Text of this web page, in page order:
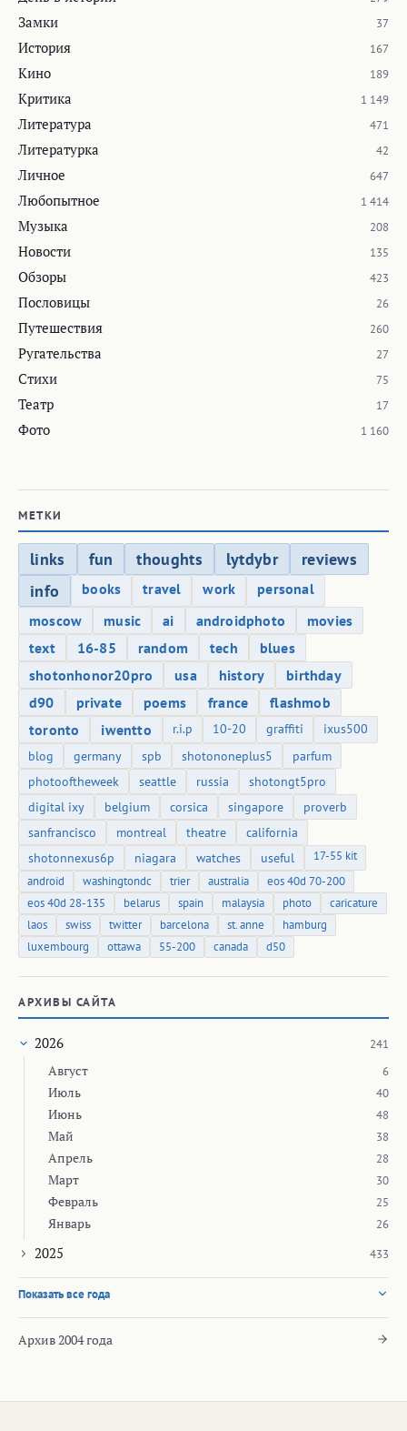
Замки 37
История 167
Кино 189
Критика 1 149
Литература 471
Литературка 42
Личное 647
Любопытное 1 414
Музыка 208
Новости 135
Обзоры 423
Пословицы 26
Путешествия 260
Ругательства 27
Стихи 75
Театр 17
Фото 1 160
МЕТКИ
links fun thoughts lytdybr
reviews
info
books travel work
personal
moscow
music ai androidphoto
movies
text
16-85 random tech
blues
shotonhonor20pro
usa history
birthday
d90
private poems france
flashmob
toronto
iwentto r.i.p 10-20 graffiti
ixus500
blog
germany spb shotononeplus5
parfum
photooftheweek
seattle russia
shotongt5pro
digital ixy
belgium corsica singapore
proverb
sanfrancisco
montreal theatre
california
shotonnexus6p
niagara watches useful
17-55 kit
android
washingtondc trier australia
eos 40d 70-200
eos 40d 28-135
belarus spain malaysia photo
caricature
laos
swiss twitter barcelona st. anne
hamburg
luxembourg
ottawa 55-200 canada d50
АРХИВЫ САЙТА
2026 241
Август 6
Июль 40
Июнь 48
Май 38
Апрель 28
Март 30
Февраль 25
Январь 26
2025 433
Показать все года
Архив 2004 года